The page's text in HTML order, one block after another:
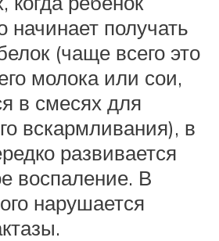
получать
(чаще всего это
молока или сои,
в смесях для
вскармливания), в
развивается
воспаление. В
нарушается